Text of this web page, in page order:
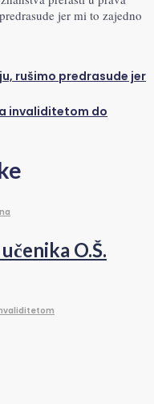
jer mi to zajedno
rušimo predrasude jer
invaliditetom do
O.Š.